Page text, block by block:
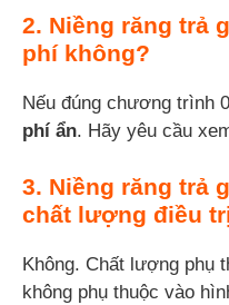
2. Niềng răng trả
phí không?
Nếu đúng chương trình
phí ẩn. Hãy yêu cầu
3. Niềng răng trả
chất lượng điều
Không. Chất lượng phụ
không phụ thuộc vào